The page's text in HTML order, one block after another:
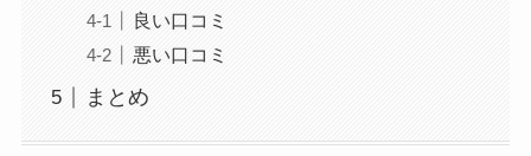
良い口コミ
悪い口コミ
まとめ